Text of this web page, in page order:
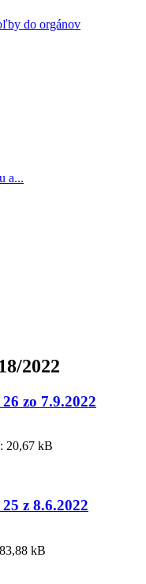
do orgánov
a...
2022
zo 7.9.2022
20,67 kB
z 8.6.2022
kB